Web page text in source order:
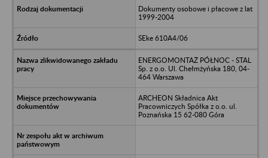
Dokumenty osobowe i płacowe z lat
1999-2004
SEke 610A4/06
ENERGOMONTAŻ PÓŁNOC - STAL
Sp. z o.o. Ul. Chełmżyńska 180, 04-
464 Warszawa
ARCHEON Składnica Akt
Pracowniczych Spółka z o.o. ul.
Poznańska 15 62-080 Góra